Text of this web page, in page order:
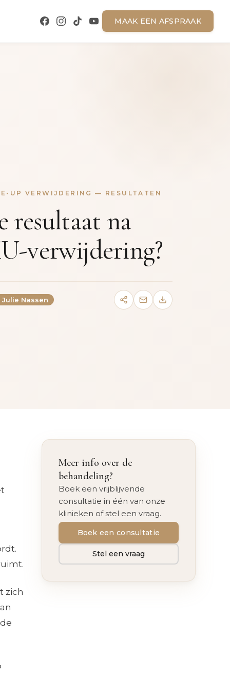
MAAK EEN AFSPRAAK
UP VERWIJDERING — RESULTATEN
resultaat na
verwijdering?
Julie Nassen
zich
Meer info over de
behandeling?
Boek een vrijblijvende
consultatie in één van onze
klinieken of stel een vraag.
Boek een consultatie
Stel een vraag